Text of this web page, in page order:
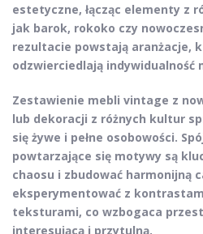
estetyczne, łącząc elementy z
jak barok, rokoko czy
rezultacie powstają aranżacje,
odzwierciedlają indywidualność
Zestawienie mebli vintage z
lub dekoracji z różnych kultur
się żywe i pełne osobowości.
powtarzające się motywy są
chaosu i zbudować harmonijną
eksperymentować z
teksturami, co wzbogaca
interesującą i przytulną.